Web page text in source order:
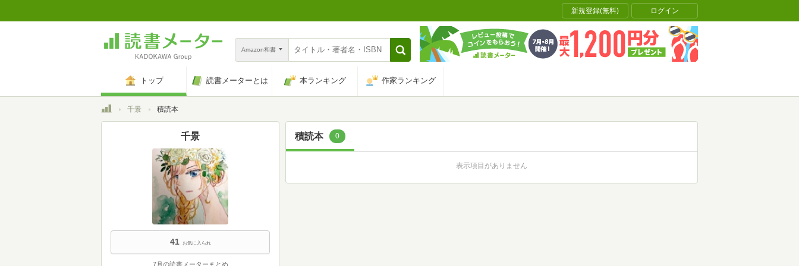
新規登録(無料) ログイン
Amazon和書
トップ 読書メーターとは 本ランキング 作家ランキング
トップ千景 積読本
積読本 0
表示項目がありません
千景
41 お気に入られ
7月の読書メーターまとめ